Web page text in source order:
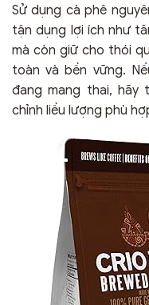
Sử dụng cà phê
tận dụng lợi ích như
mà còn giữ cho thói
toàn và bền vững.
đang mang thai, hãy
chỉnh liều lượng phù